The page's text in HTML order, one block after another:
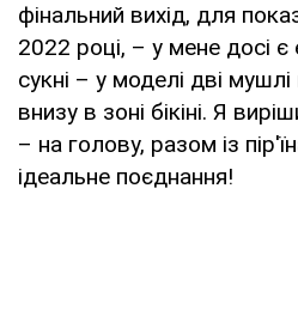
фінальний вихід, для
2022 році, – у мене досі є
сукні – у моделі дві
внизу в зоні бікіні. Я
– на голову, разом із
ідеальне поєднання!